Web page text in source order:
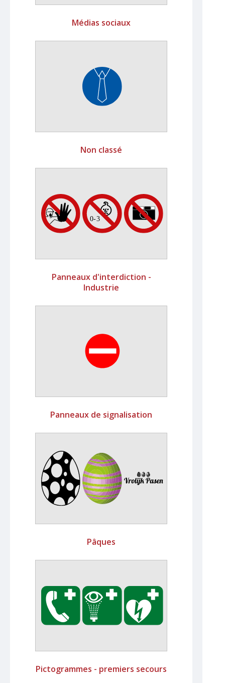
Médias sociaux
Non classé
Panneaux d'interdiction -
Industrie
Panneaux de signalisation
Pâques
Pictogrammes - premiers secours